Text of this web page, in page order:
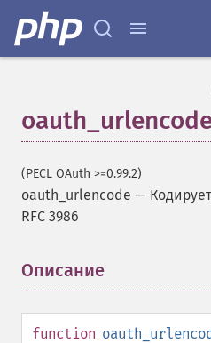
(PECL OAuth >=0.99.2)
oauth_urlencode —
RFC 3986
Описание
function